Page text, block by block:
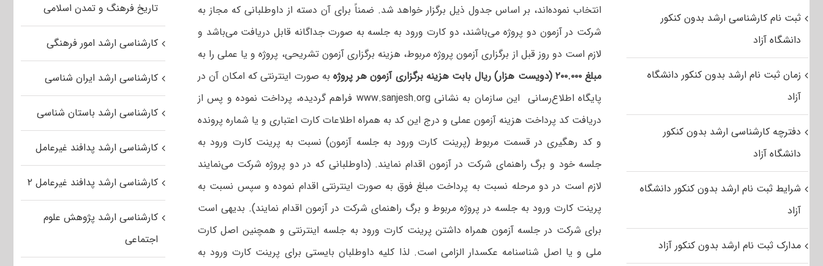
انتخاب نموده‌اند، بر اساس جدول ذیل برگزار خواهد شد. ضمناً برای آن دسته از داوطلبانی که مجاز به
شرکت در آزمون دو پروژه می‌باشند، دو کارت ورود به جلسه به صورت جداگانه قابل دریافت می‌باشد و
لازم است دو روز قبل از برگزاری آزمون پروژه مربوط، هزینه برگزاری آزمون تشریحی، پروژه و یا عملی را به
مبلغ ۲۰۰.۰۰۰ (دویست هزار) ریال بابت هزینه برگزاری آزمون هر پروژه
به صورت اینترنتی که امکان آن در
پایگاه اطلاع‌رسانی این سازمان به نشانیwww.sanjesh.org فراهم گردیده‌، پرداخت نموده و پس از
دریافت کد پرداخت هزینه آزمون عملی و درج این کد به همراه اطلاعات کارت اعتباری و یا شماره پرونده
و کد رهگیری در قسمت مربوط (پرینت کارت ورود به جلسه آزمون) نسبت به پرینت کارت ورود به
جلسه خود و برگ راهنمای شرکت در آزمون اقدام نمایند. (داوطلبانی که در دو پروژه شرکت می‌نمایند
لازم است در دو مرحله نسبت به پرداخت مبلغ فوق به صورت اینترنتی اقدام نموده و سپس نسبت به
پرینت کارت ورود به جلسه در پروژه مربوط و برگ راهنمای شرکت در آزمون اقدام نمایند). بدیهی است
برای شرکت در جلسه آزمون همراه داشتن پرینت کارت ورود به جلسه اینترنتی و همچنین اصل کارت
ملی و یا اصل شناسنامه عکسدار الزامی است. لذا کلیه داوطلبان بایستی برای پرینت کارت ورود به
تاریخ فرهنگ و تمدن اسلامی
کارشناسی ارشد امور فرهنگی
کارشناسی ارشد ایران شناسی
کارشناسی ارشد باستان شناسی
کارشناسی ارشد پدافند غیرعامل
کارشناسی ارشد پدافند غیرعامل ۲
کارشناسی ارشد پژوهش علوم
اجتماعی
ثبت نام کارشناسی ارشد بدون کنکور
دانشگاه آزاد
زمان ثبت نام ارشد بدون کنکور دانشگاه
آزاد
دفترچه کارشناسی ارشد بدون کنکور
دانشگاه آزاد
شرایط ثبت نام ارشد بدون کنکور دانشگاه
آزاد
مدارک ثبت نام ارشد بدون کنکور آزاد